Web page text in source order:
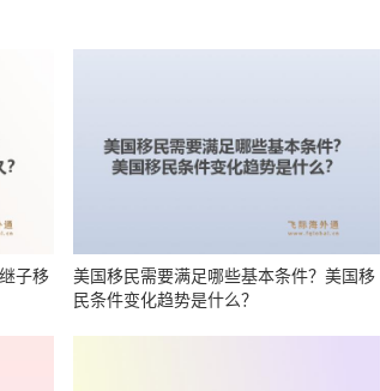
子移
美国移民需要满足哪些基本条件？美国移
民条件变化趋势是什么？